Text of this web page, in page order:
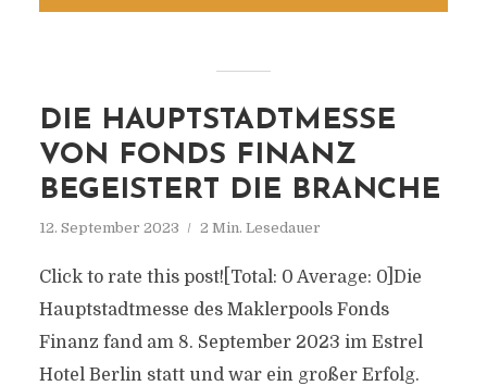
DIE HAUPTSTADTMESSE
VON FONDS FINANZ
BEGEISTERT DIE BRANCHE
12. September 2023 2 Min. Lesedauer
Click to rate this post![Total: 0 Average: 0]Die
Hauptstadtmesse des Maklerpools Fonds
Finanz fand am 8. September 2023 im Estrel
Hotel Berlin statt und war ein großer Erfolg.